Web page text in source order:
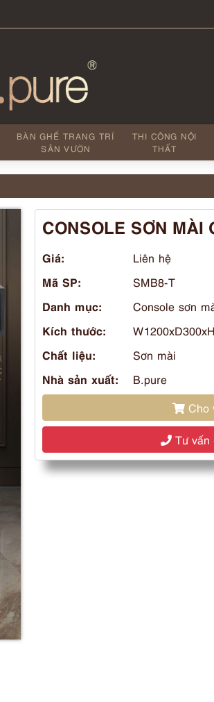
BÀN GHẾ TRANG TRÍ
SÂN VƯỜN
THI CÔNG NỘI
THẤT
CONSOLE SƠN MÀI
Giá:
Liên hệ
Mã SP:
SMB8-T
Danh mục:
Console sơn
Kích thước:
Chất liệu:
Sơn mài
Nhà sản xuất:
B.pure
Cho
Tư vấn